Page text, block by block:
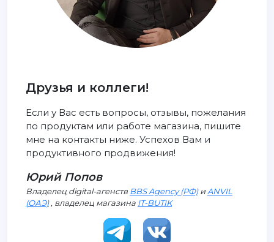
Друзья и коллеги!
Если у Вас есть вопросы, отзывы, пожелания
по продуктам или работе магазина, пишите
мне на контакты ниже. Успехов Вам и
продуктивного продвижения!
Юрий Попов
Владелец digital-агенств BBS Agency (РФ)иANVIL
(ОАЭ), владелец магазина IT-BUTIK